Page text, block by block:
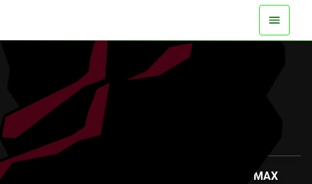
ДОСТУПНО СЕЙЧАС НА ВСЕХ ПЛАТФОРМАХ